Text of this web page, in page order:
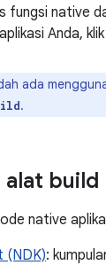
native
Anda, klik
ada
.
alat build
native
(NDK):